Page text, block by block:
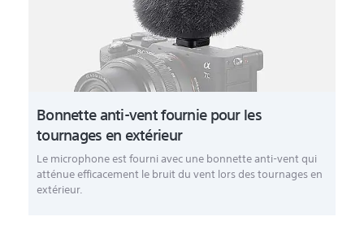
Bonnette anti-vent fournie pour les
tournages en extérieur
Le microphone est fourni avec une bonnette anti-vent qui
atténue efficacement le bruit du vent lors des tournages en
extérieur.